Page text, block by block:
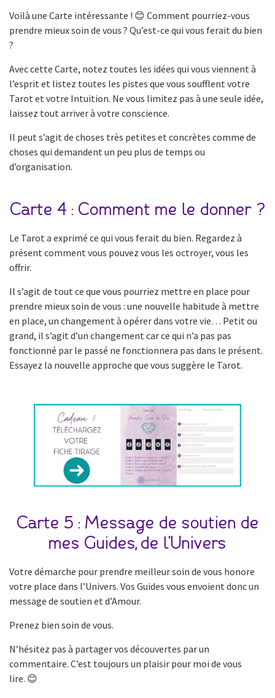
Voilà une Carte intéressante ! 😊 Comment pourriez-vous
prendre mieux soin de vous ? Qu’est-ce qui vous ferait du bien
?
Avec cette Carte, notez toutes les idées qui vous viennent à
l’esprit et listez toutes les pistes que vous soufflent votre
Tarot et votre Intuition. Ne vous limitez pas à une seule idée,
laissez tout arriver à votre conscience.
Il peut s’agit de choses très petites et concrètes comme de
choses qui demandent un peu plus de temps ou
d’organisation.
Carte 4 : Comment me le donner ?
Le Tarot a exprimé ce qui vous ferait du bien. Regardez à
présent comment vous pouvez vous les octroyer, vous les
offrir.
Il s’agit de tout ce que vous pourriez mettre en place pour
prendre mieux soin de vous : une nouvelle habitude à mettre
en place, un changement à opérer dans votre vie… Petit ou
grand, il s’agit d’un changement car ce qui n’a pas pas
fonctionné par le passé ne fonctionnera pas dans le présent.
Essayez la nouvelle approche que vous suggère le Tarot.
Carte 5 : Message de soutien de
mes Guides, de l’Univers
Votre démarche pour prendre meilleur soin de vous honore
votre place dans l’Univers. Vos Guides vous envoient donc un
message de soutien et d’Amour.
Prenez bien soin de vous.
N’hésitez pas à partager vos découvertes par un
commentaire. C’est toujours un plaisir pour moi de vous
lire. 😊